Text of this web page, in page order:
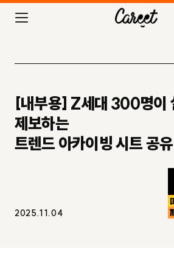
[내부용] Z세대 300명이
제보하는
트렌드 아카이빙 시트 공유
2025.11.04